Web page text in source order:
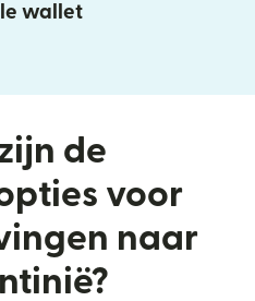
wallet
de
voor
naar